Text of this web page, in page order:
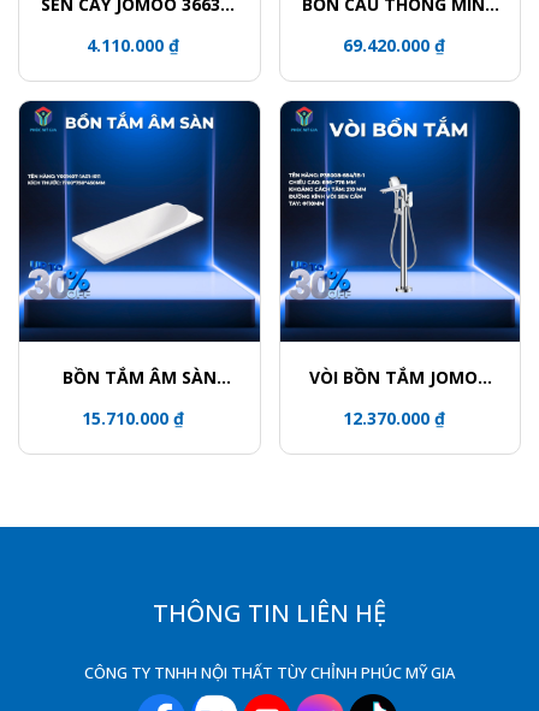
4.110.000 ₫
CJM220
69.420.000 ₫
BỒN TẮM ÂM SÀN
I011
15.710.000 ₫
VÒI BỒN TẮM JOMOO
12.370.000 ₫
THÔNG TIN LIÊN HỆ
CÔNG TY TNHH NỘI THẤT TÙY CHỈNH PHÚC MỸ GIA